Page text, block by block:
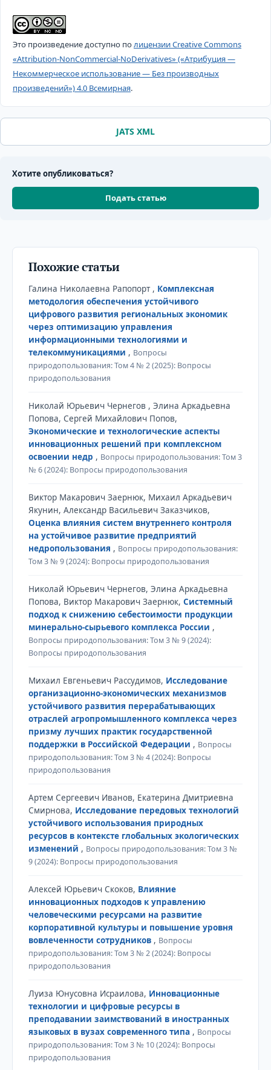
Это произведение доступно полицензии Creative Commons
«Attribution-NonCommercial-NoDerivatives» («Атрибуция —
Некоммерческое использование — Без производных
произведений») 4.0 Всемирная.
JATS XML
Хотите опубликоваться?
Подать статью
Похожие статьи
Галина Николаевна Рапопорт , Комплексная
методология обеспечения устойчивого
цифрового развития региональных экономик
через оптимизацию управления
информационными технологиями и
телекоммуникациями , Вопросы
природопользования: Том 4 № 2 (2025): Вопросы
природопользования
Николай Юрьевич Чернегов , Элина Аркадьевна
Попова, Сергей Михайлович Попов,
Экономические и технологические аспекты
инновационных решений при комплексном
освоении недр , Вопросы природопользования: Том 3
№ 6 (2024): Вопросы природопользования
Виктор Макарович Заернюк, Михаил Аркадьевич
Якунин, Александр Васильевич Заказчиков,
Оценка влияния систем внутреннего контроля
на устойчивое развитие предприятий
недропользования , Вопросы природопользования:
Том 3 № 9 (2024): Вопросы природопользования
Николай Юрьевич Чернегов, Элина Аркадьевна
Попова, Виктор Макарович Заернюк, Системный
подход к снижению себестоимости продукции
минерально-сырьевого комплекса России ,
Вопросы природопользования: Том 3 № 9 (2024):
Вопросы природопользования
Михаил Евгеньевич Рассудимов, Исследование
организационно-экономических механизмов
устойчивого развития перерабатывающих
отраслей агропромышленного комплекса через
призму лучших практик государственной
поддержки в Российской Федерации , Вопросы
природопользования: Том 3 № 4 (2024): Вопросы
природопользования
Артем Сергеевич Иванов, Екатерина Дмитриевна
Смирнова, Исследование передовых технологий
устойчивого использования природных
ресурсов в контексте глобальных экологических
изменений , Вопросы природопользования: Том 3 №
9 (2024): Вопросы природопользования
Алексей Юрьевич Скоков, Влияние
инновационных подходов к управлению
человеческими ресурсами на развитие
корпоративной культуры и повышение уровня
вовлеченности сотрудников , Вопросы
природопользования: Том 3 № 2 (2024): Вопросы
природопользования
Луиза Юнусовна Исраилова, Инновационные
технологии и цифровые ресурсы в
преподавании заимствований в иностранных
языковых в вузах современного типа , Вопросы
природопользования: Том 3 № 10 (2024): Вопросы
природопользования